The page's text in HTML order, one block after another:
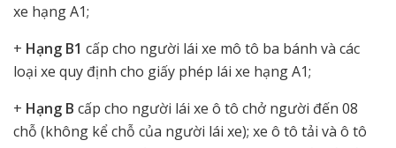
xe hạng A1;
+ Hạng B1 cấp cho người lái xe mô tô ba bánh và các
loại xe quy định cho giấy phép lái xe hạng A1;
+ Hạng B cấp cho người lái xe ô tô chở người đến 08
chỗ (không kể chỗ của người lái xe); xe ô tô tải và ô tô